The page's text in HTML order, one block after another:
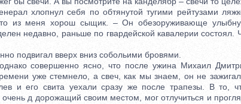
хлопнул себя по обтянутой тугими рейтузами
из меня хорош сыщик. – Он обезоруживающе
недавно, раньше по гвардейской кавалерии состоял.
подвигал вверх вниз собольими бровями.
совершенно ясно, что после ужина Михаил
уже стемнело, а свеч, как мы знаем, он не
и его свита уехали сразу же после трапезы. В то,
д дорожащий своим местом, мог отлучиться и